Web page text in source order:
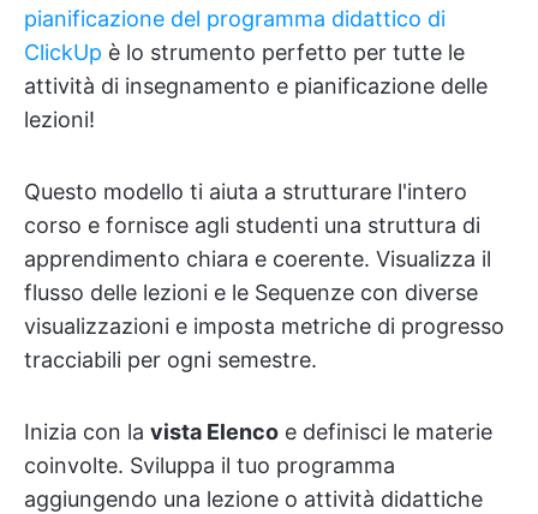
pianificazione del programma didattico di
ClickUp è lo strumento perfetto per tutte le
attività di insegnamento e pianificazione delle
lezioni!
Questo modello ti aiuta a strutturare l'intero
corso e fornisce agli studenti una struttura di
apprendimento chiara e coerente. Visualizza il
flusso delle lezioni e le Sequenze con diverse
visualizzazioni e imposta metriche di progresso
tracciabili per ogni semestre.
Inizia con la vista Elenco e definisci le materie
coinvolte. Sviluppa il tuo programma
aggiungendo una lezione o attività didattiche